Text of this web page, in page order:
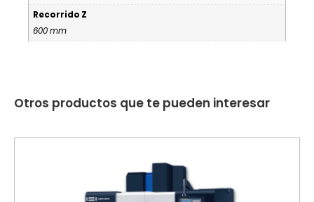
Recorrido Z
600 mm
Otros productos que te pueden interesar